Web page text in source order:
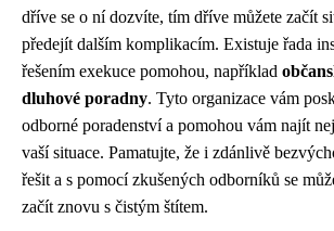
dříve se o ní dozvíte, tím dříve můžete začít
předejít dalším komplikacím. Existuje řada
řešením exekuce pomohou, například
dluhové poradny. Tyto organizace vám
odborné poradenství a pomohou vám najít
vaší situace. Pamatujte, že i zdánlivě
řešit a s pomocí zkušených odborníků se
začít znovu s čistým štítem.